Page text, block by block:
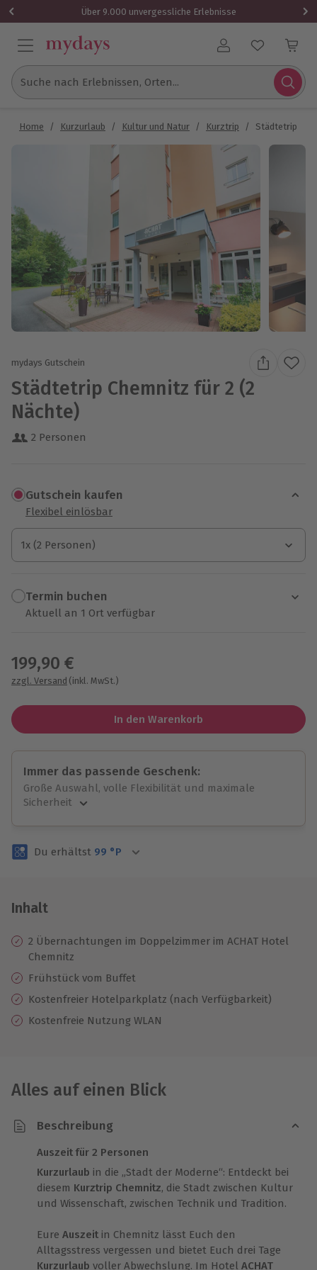
Über 9.000 unvergessliche Erlebnisse
Benutzerkonto
Suche nach Erlebnissen, Orten...
Home / Kurzurlaub / Kultur und Natur / Kurztrip / Städtetrip
mydays Gutschein
Städtetrip Chemnitz für 2 (2
Nächte)
2 Personen
Gutschein kaufen
Flexibel einlösbar
1x (2 Personen)
1x (2 Personen)
1x (2 Personen)
Termin buchen
Aktuell an 1 Ort verfügbar
199,90 €
zzgl. Versand (inkl. MwSt.)
In den Warenkorb
Immer das passende Geschenk:
Große Auswahl, volle Flexibilität und maximale
Sicherheit
Volle Flexibilität
3 Jahre gültig & verlängerbar.
Du erhältst 99 °P
Inhalt
2 Übernachtungen im Doppelzimmer im ACHAT Hotel
Chemnitz
Frühstück vom Buffet
Kostenfreier Hotelparkplatz (nach Verfügbarkeit)
Kostenfreie Nutzung WLAN
Alles auf einen Blick
Beschreibung
Auszeit für 2 Personen
Kurzurlaub in die „Stadt der Moderne“: Entdeckt bei
diesem Kurztrip Chemnitz, die Stadt zwischen Kultur
und Wissenschaft, zwischen Technik und Tradition.
Eure Auszeit in Chemnitz lässt Euch den
Alltagsstress vergessen und bietet Euch drei Tage
Kurzurlaub voller Abwechslung. Im Hotel ACHAT